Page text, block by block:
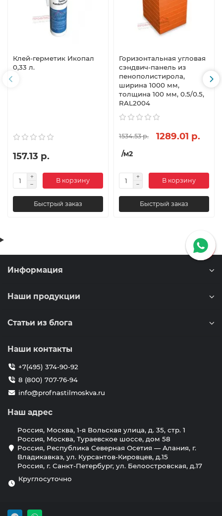
Клей-герметик Икопал
0,33 л.
157.13 р.
В корзину
Быстрый заказ
Горизонтальная угловая
сэндвич-панель из
пенополистирола,
ширина 1000 мм,
толщина 100 мм, 0.5/0.5,
RAL2004
1534.53 р. 1289.01 р.
/м2
В корзину
Быстрый заказ
Информация
Наши продукции
Статьи из блога
Наши контакты
+7(495) 374-90-92
8 (800) 707-76-94
info@profnastilmoskva.ru
Наш адрес
Россия, Москва, 1-я Вольская улица, д. 35, стр. 1
Россия, Москва, Тураевское шоссе, дом 58
Россия, Республика Северная Осетия — Алания, г.
Владикавказ, ул. Курсантов-Кировцев, д.15
Россия, г. Санкт-Петербург, ул. Белоостровская, д.17
Круглосуточно